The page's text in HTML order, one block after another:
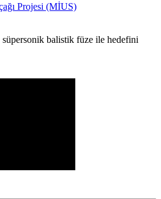
Projesi (MİUS)
süpersonik balistik füze ile hedefini